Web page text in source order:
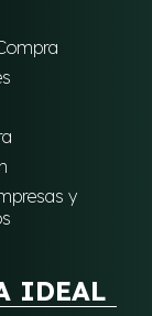
y
IDEAL